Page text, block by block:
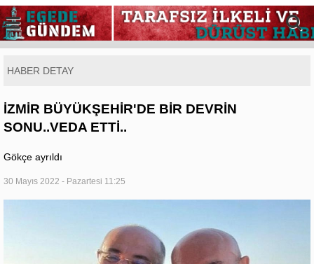
HABER DETAY
İZMİR BÜYÜKŞEHİR'DE BİR DEVRİN
SONU..VEDA ETTİ..
Gökçe ayrıldı
30 Mayıs 2022 - Pazartesi 11:25